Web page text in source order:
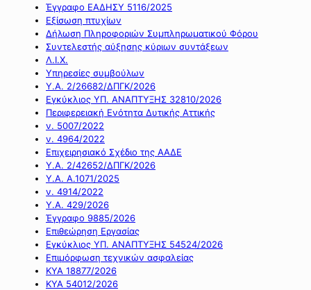
Έγγραφο ΕΑΔΗΣΥ 5116/2025
Εξίσωση πτυχίων
Δήλωση Πληροφοριών Συμπληρωματικού Φόρου
Συντελεστής αύξησης κύριων συντάξεων
Λ.Ι.Χ.
Υπηρεσίες συμβούλων
Υ.Α. 2/26682/ΔΠΓΚ/2026
Εγκύκλιος ΥΠ. ΑΝΑΠΤΥΞΗΣ 32810/2026
Περιφερειακή Ενότητα Δυτικής Αττικής
ν. 5007/2022
ν. 4964/2022
Επιχειρησιακό Σχέδιο της ΑΑΔΕ
Υ.Α. 2/42652/ΔΠΓΚ/2026
Υ.Α. Α.1071/2025
ν. 4914/2022
Υ.Α. 429/2026
Έγγραφο 9885/2026
Επιθεώρηση Εργασίας
Εγκύκλιος ΥΠ. ΑΝΑΠΤΥΞΗΣ 54524/2026
Επιμόρφωση τεχνικών ασφαλείας
ΚΥΑ 18877/2026
ΚΥΑ 54012/2026